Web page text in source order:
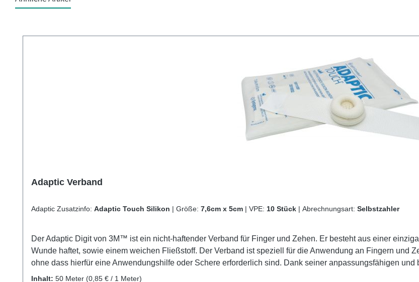
Adaptic Verband
Adaptic Zusatzinfo: Adaptic Touch Silikon | Größe: 7,6cm x 5cm | VPE: 10 Stück | Abrechnungsart: Selbstzahler
Der Adaptic Digit von 3M™ ist ein nicht-haftender Verband für Finger und Zehen. Er besteht aus einer
Wunde haftet, sowie einem weichen Fließstoff. Der Verband ist speziell für die Anwendung an Fingern und
ohne dass hierfür eine Anwendungshilfe oder Schere erforderlich sind. Dank seiner anpassungsfähigen
maximale Beweglichkeit für Hand und Fuß, ohne dass er sich mit der Wunde verklebt. Die einfache
Inhalt: 50 Meter (0,85 € / 1 Meter)